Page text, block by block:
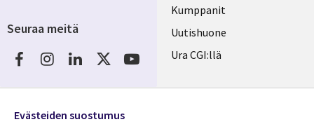
Kumppanit
Uutishuone
Ura CGI:llä
Resurssikeskus
Seuraa meitä
Social
Media
FINLAND
Evästeiden suostumus